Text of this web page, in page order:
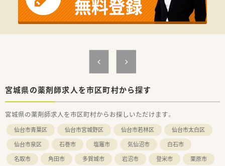
【こんな方にオススメ】
■ご自身の経験を活かし、年収600万円以上の高収入を実現した
い方におすすめです。
■経営者と近い距離で働き、薬局運営のノウハウや経営視点を学
■将来的に自身の薬局を持ちたいという独立志向のある方も歓
宮城県の薬剤師求人を市区町村から探す
宮城県の薬剤師求人を市区町村からお探しいただけます。
仙台市青葉区 仙台市宮城野区 仙台市若林区
仙台市太白区
仙台市泉区
石巻市 塩竈市 気仙沼市
白石市
名取市
角田市 多賀城市 岩沼市 登米市
栗原市